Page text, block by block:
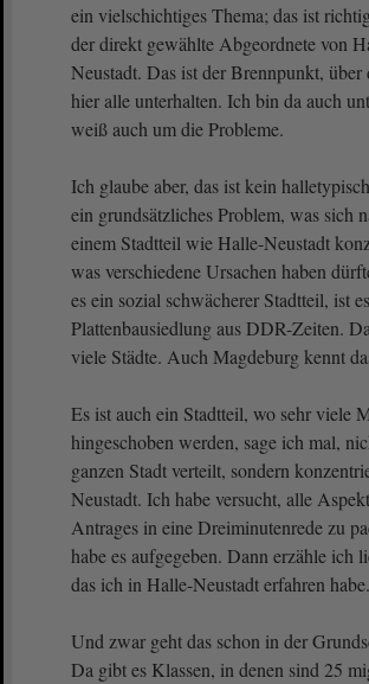
ein vielschichtiges Thema; das ist
der direkt gewählte Abgeordnete von
Neustadt. Das ist der Brennpunkt,
hier alle unterhalten. Ich bin da auch
weiß auch um die Probleme.
Ich glaube aber, das ist kein
ein grundsätzliches Problem, was sich
einem Stadtteil wie Halle-Neustadt
was verschiedene Ursachen haben
es ein sozial schwächerer Stadtteil, ist
Plattenbausiedlung aus DDR-Zeiten.
viele Städte. Auch Magdeburg kennt
Es ist auch ein Stadtteil, wo sehr viele
hingeschoben werden, sage ich mal,
ganzen Stadt verteilt, sondern
Neustadt. Ich habe versucht, alle
Antrages in eine Dreiminutenrede zu
habe es aufgegeben. Dann erzähle ich
das ich in Halle-Neustadt erfahren habe.
Und zwar geht das schon in der
Da gibt es Klassen, in denen sind 25